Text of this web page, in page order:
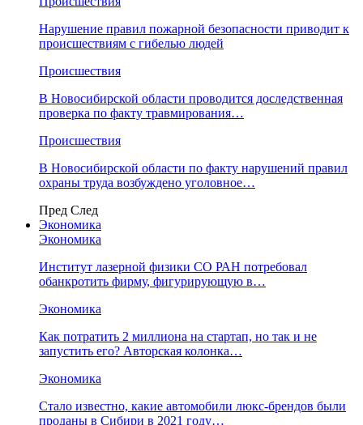
Нарушение правил пожарной безопасности приводит к
происшествиям с гибелью людей
Происшествия
В Новосибирской области проводится доследственная
проверка по факту травмирования…
Происшествия
В Новосибирской области по факту нарушений правил
охраны труда возбуждено уголовное…
Пред След
Экономика
Экономика
Институт лазерной физики СО РАН потребовал
обанкротить фирму, фигурирующую в…
Экономика
Как потратить 2 миллиона на стартап, но так и не
запустить его? Авторская колонка…
Экономика
Стало известно, какие автомобили люкс-брендов были
проданы в Сибири в 2021 году…